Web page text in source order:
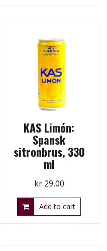
KAS Limón:
Spansk
sitronbrus, 330
ml
kr29,00
Add to cart